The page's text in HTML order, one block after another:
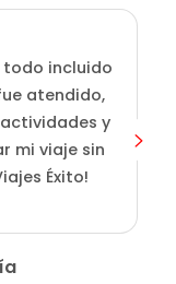
todo incluido
atendido,
y
mi viaje sin
Éxito!